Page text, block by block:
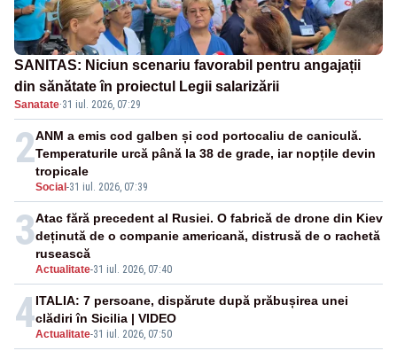
SANITAS: Niciun scenariu favorabil pentru angajații
din sănătate în proiectul Legii salarizării
Sanatate·31 iul. 2026, 07:29
2
Social -31 iul. 2026, 07:39
ANM a emis cod galben și cod portocaliu de caniculă.
Temperaturile urcă până la 38 de grade, iar nopțile devin
tropicale
3
Actualitate-31 iul. 2026, 07:40
Atac fără precedent al Rusiei. O fabrică de drone din Kiev
deținută de o companie americană, distrusă de o rachetă
rusească
4Actualitate-31 iul. 2026, 07:50
ITALIA: 7 persoane, dispărute după prăbușirea unei
clădiri în Sicilia | VIDEO